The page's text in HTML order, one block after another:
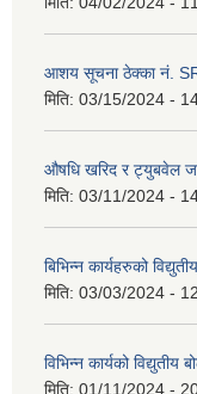
आशय सूचना ठेक्का नं.
मिति: 03/15/2024 -
औषधि खरिद र ट्युबवेल
मिति: 03/11/2024 -
बिभिन्न कार्यहरुको
मिति: 03/03/2024 -
विभिन्न कार्यको
मिति: 01/11/2024 -